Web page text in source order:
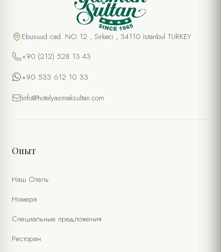
Ebusuud cad. NO:12 , Sirkeci , 34110 Istanbul TURKEY
+90 (212) 528 13 43
+90 533 612 10 33
info@hotelyasmaksultan.com
Опыт
Наш Отель
Номера
Специальные предложения
Ресторан